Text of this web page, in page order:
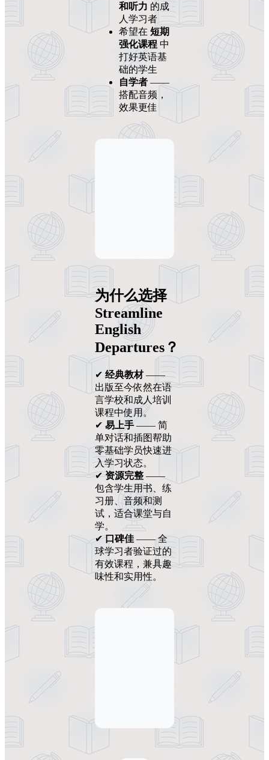
和听力 的成
人学习者
希望在 短期
强化课程 中
打好英语基
础的学生
自学者 ——
搭配音频，
效果更佳
为什么选择
Streamline
English
Departures？
✔ 经典教材——
出版至今依然在语
言学校和成人培训
课程中使用。
✔ 易上手 —— 简
单对话和插图帮助
零基础学员快速进
入学习状态。
✔资源完整 ——
包含学生用书、练
习册、音频和测
试，适合课堂与自
学。
✔口碑佳 —— 全
球学习者验证过的
有效课程，兼具趣
味性和实用性。